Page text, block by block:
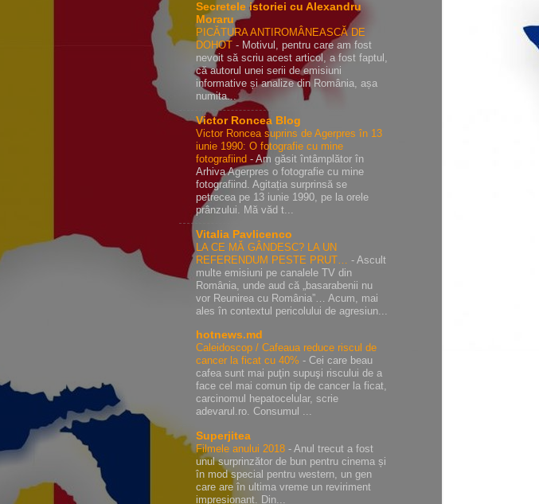
Secretele istoriei cu Alexandru
Moraru
PICĂTURA ANTIROMÂNEASCĂ DE
DOHOT - Motivul, pentru care am fost
nevoit să scriu acest articol, a fost faptul,
că autorul unei serii de emisiuni
informative și analize din România, așa
numita...
Victor Roncea Blog
Victor Roncea suprins de Agerpres în 13
iunie 1990: O fotografie cu mine
fotografiind - Am găsit întâmplător în
Arhiva Agerpres o fotografie cu mine
fotografiind. Agitația surprinsă se
petrecea pe 13 iunie 1990, pe la orele
prânzului. Mă văd t...
Vitalia Pavlicenco
LA CE MĂ GÂNDESC? LA UN
REFERENDUM PESTE PRUT… - Ascult
multe emisiuni pe canalele TV din
România, unde aud că „basarabenii nu
vor Reunirea cu România”… Acum, mai
ales în contextul pericolului de agresiun...
hotnews.md
Caleidoscop / Cafeaua reduce riscul de
cancer la ficat cu 40% - Cei care beau
cafea sunt mai puţin supuşi riscului de a
face cel mai comun tip de cancer la ficat,
carcinomul hepatocelular, scrie
adevarul.ro. Consumul ...
Superjitea
Filmele anului 2018 - Anul trecut a fost
unul surprinzător de bun pentru cinema și
în mod special pentru western, un gen
care are în ultima vreme un reviriment
impresionant. Din...